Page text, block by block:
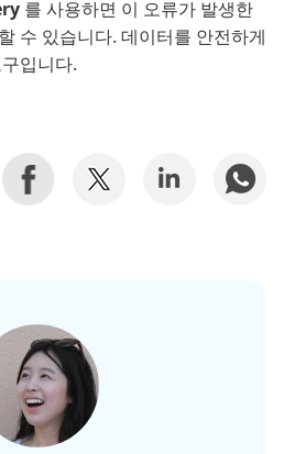
를 사용하면 이 오류가 발생한
수 있습니다. 데이터를 안전하게
입니다.